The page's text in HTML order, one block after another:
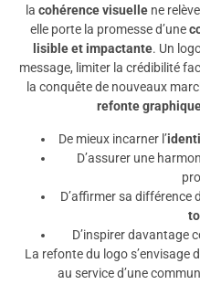
la cohérence visuelle ne
elle porte la promesse d’une
lisible et impactante. Un
message, limiter la crédibilité
la conquête de nouveaux
refonte
De mieux incarner l’
D’assurer une
D’affirmer sa différence
D’inspirer davantage
La refonte du logo s’envisage
au service d’une